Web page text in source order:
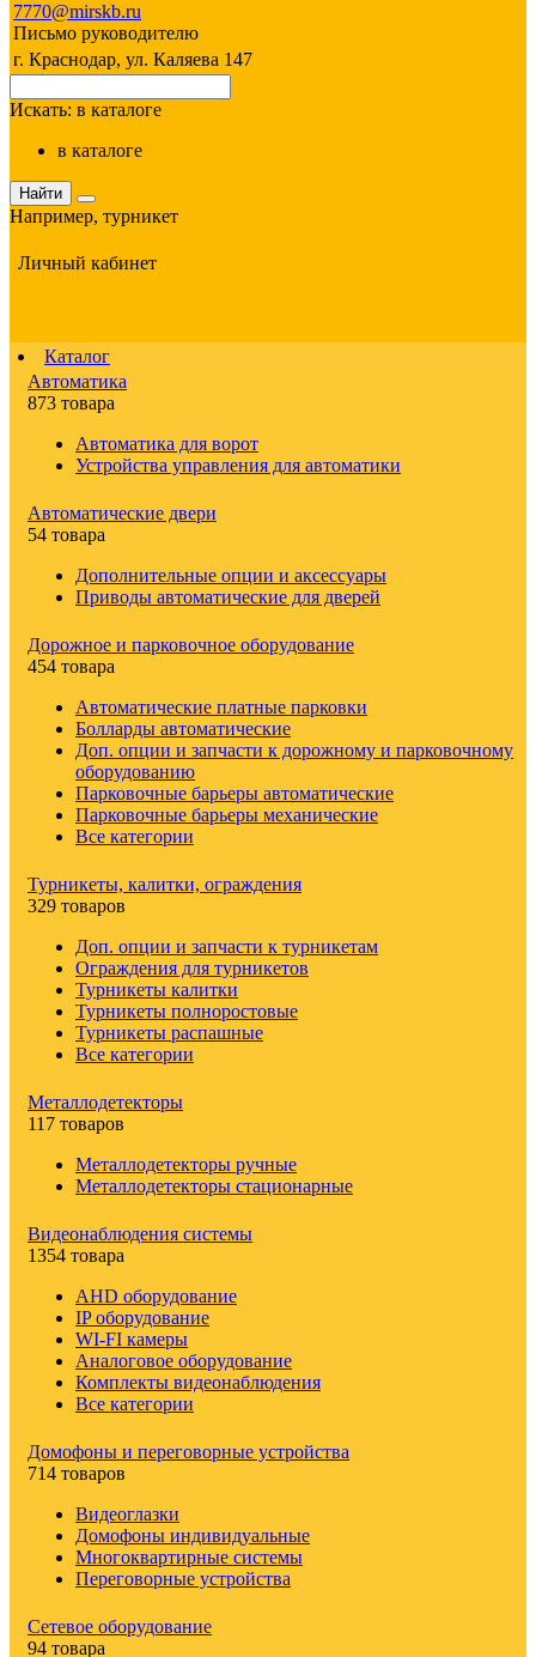
7770@mirskb.ru
Письмо руководителю
г. Краснодар, ул. Каляева 147
Искать: в каталоге
в каталоге
Найти
Например, турникет
Личный кабинет
Каталог
Автоматика
873 товара
Автоматика для ворот
Устройства управления для автоматики
Автоматические двери
54 товара
Дополнительные опции и аксессуары
Приводы автоматические для дверей
Дорожное и парковочное оборудование
454 товара
Автоматические платные парковки
Болларды автоматические
Доп. опции и запчасти к дорожному и парковочному
оборудованию
Парковочные барьеры автоматические
Парковочные барьеры механические
Все категории
Турникеты, калитки, ограждения
329 товаров
Доп. опции и запчасти к турникетам
Ограждения для турникетов
Турникеты калитки
Турникеты полноростовые
Турникеты распашные
Все категории
Металлодетекторы
117 товаров
Металлодетекторы ручные
Металлодетекторы стационарные
Видеонаблюдения cистемы
1354 товара
AHD оборудование
IP оборудование
WI-FI камеры
Аналоговое оборудование
Комплекты видеонаблюдения
Все категории
Домофоны и переговорные устройства
714 товаров
Видеоглазки
Домофоны индивидуальные
Многоквартирные системы
Переговорные устройства
Сетевое оборудование
94 товара